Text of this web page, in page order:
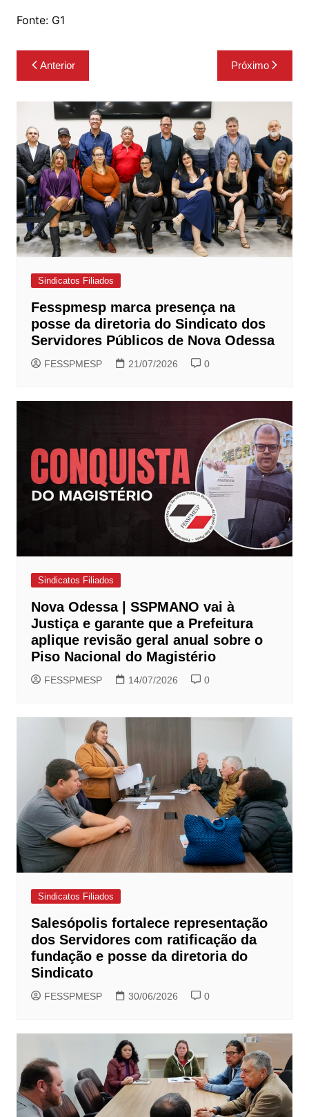
Fonte: G1
Navegação
de
Post
Anterior Próximo
Sindicatos Filiados
Fesspmesp marca presença na
posse da diretoria do Sindicato dos
Servidores Públicos de Nova Odessa
FESSPMESP 21/07/2026 0
Sindicatos Filiados
Nova Odessa | SSPMANO vai à
Justiça e garante que a Prefeitura
aplique revisão geral anual sobre o
Piso Nacional do Magistério
FESSPMESP 14/07/2026 0
Sindicatos Filiados
Salesópolis fortalece representação
dos Servidores com ratificação da
fundação e posse da diretoria do
Sindicato
FESSPMESP 30/06/2026 0